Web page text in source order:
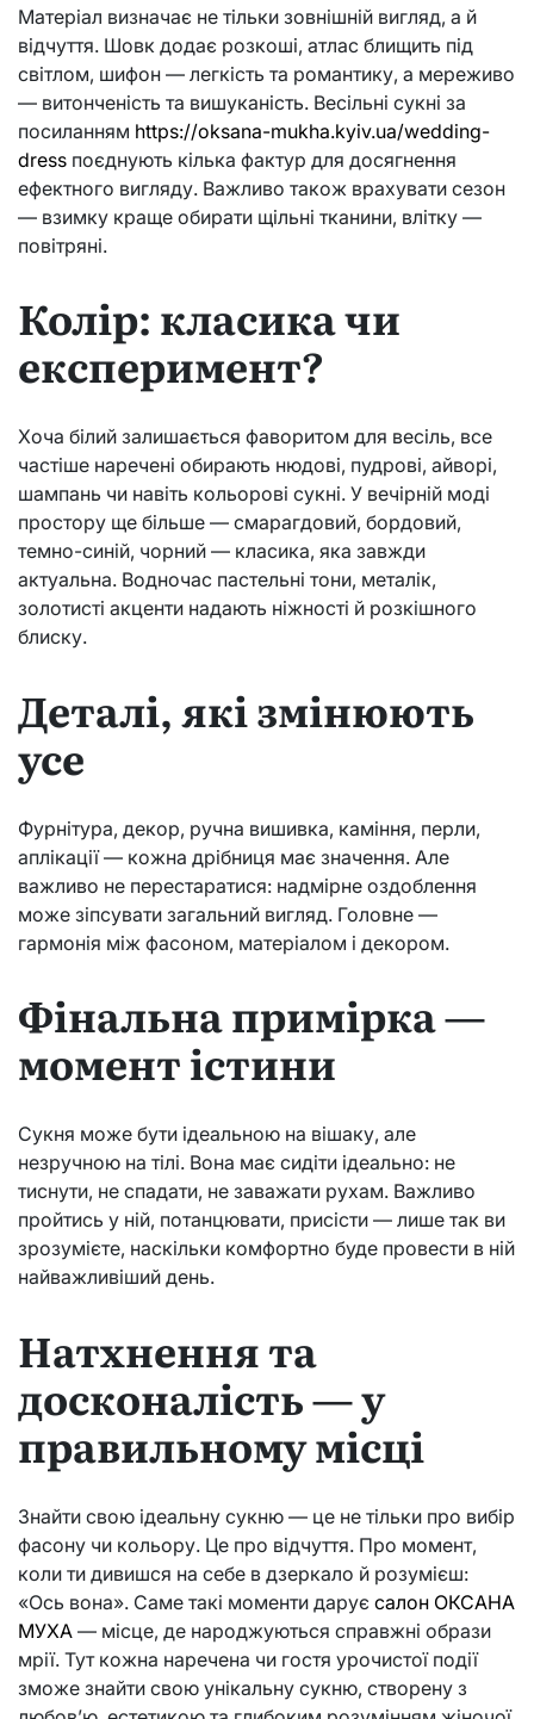
Матеріал визначає не тільки зовнішній вигляд, а й
відчуття. Шовк додає розкоші, атлас блищить під
світлом, шифон — легкість та романтику, а мереживо
— витонченість та вишуканість. Весільні сукні за
посиланням https://oksana-mukha.kyiv.ua/wedding-
dress поєднують кілька фактур для досягнення
ефектного вигляду. Важливо також врахувати сезон
— взимку краще обирати щільні тканини, влітку —
повітряні.
Колір: класика чи
експеримент?
Хоча білий залишається фаворитом для весіль, все
частіше наречені обирають нюдові, пудрові, айворі,
шампань чи навіть кольорові сукні. У вечірній моді
простору ще більше — смарагдовий, бордовий,
темно-синій, чорний — класика, яка завжди
актуальна. Водночас пастельні тони, металік,
золотисті акценти надають ніжності й розкішного
блиску.
Деталі, які змінюють
усе
Фурнітура, декор, ручна вишивка, каміння, перли,
аплікації — кожна дрібниця має значення. Але
важливо не перестаратися: надмірне оздоблення
може зіпсувати загальний вигляд. Головне —
гармонія між фасоном, матеріалом і декором.
Фінальна примірка —
момент істини
Сукня може бути ідеальною на вішаку, але
незручною на тілі. Вона має сидіти ідеально: не
тиснути, не спадати, не заважати рухам. Важливо
пройтись у ній, потанцювати, присісти — лише так ви
зрозумієте, наскільки комфортно буде провести в ній
найважливіший день.
Натхнення та
досконалість — у
правильному місці
Знайти свою ідеальну сукню — це не тільки про вибір
фасону чи кольору. Це про відчуття. Про момент,
коли ти дивишся на себе в дзеркало й розумієш:
«Ось вона». Саме такі моменти дарує салон ОКСАНА
МУХА — місце, де народжуються справжні образи
мрії. Тут кожна наречена чи гостя урочистої події
зможе знайти свою унікальну сукню, створену з